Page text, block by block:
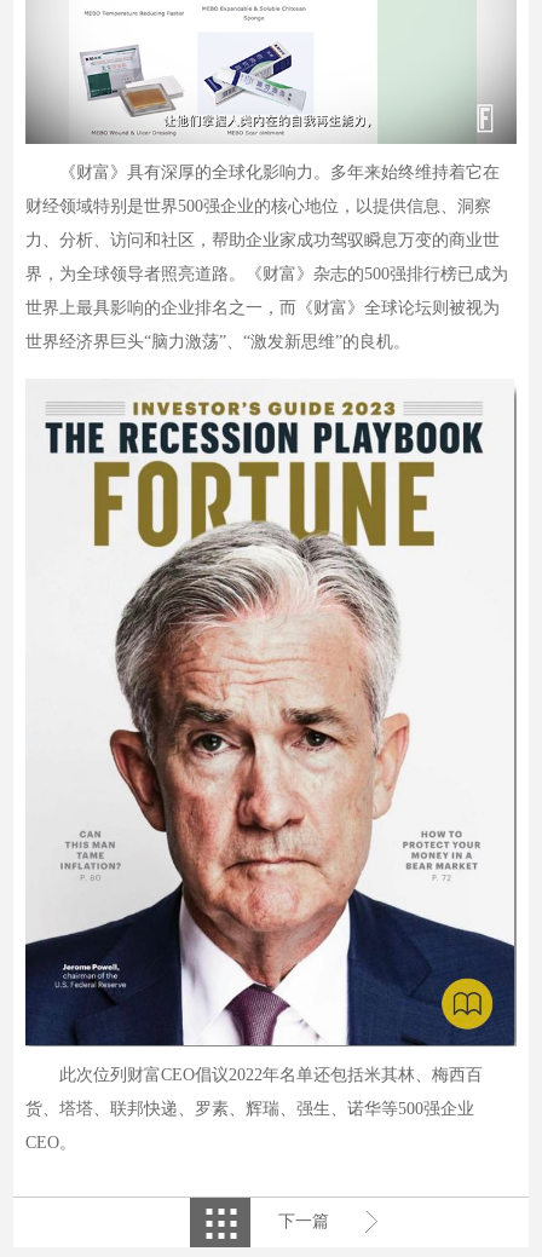
《财富》具有深厚的全球化影响力。多年来始终维持着它在
财经领域特别是世界500强企业的核心地位，以提供信息、洞察
力、分析、访问和社区，帮助企业家成功驾驭瞬息万变的商业世
界，为全球领导者照亮道路。《财富》杂志的500强排行榜已成为
世界上最具影响的企业排名之一，而《财富》全球论坛则被视为
世界经济界巨头“脑力激荡”、“激发新思维”的良机。
此次位列财富CEO倡议2022年名单还包括米其林、梅西百
货、塔塔、联邦快递、罗素、辉瑞、强生、诺华等500强企业
CEO。
下一篇